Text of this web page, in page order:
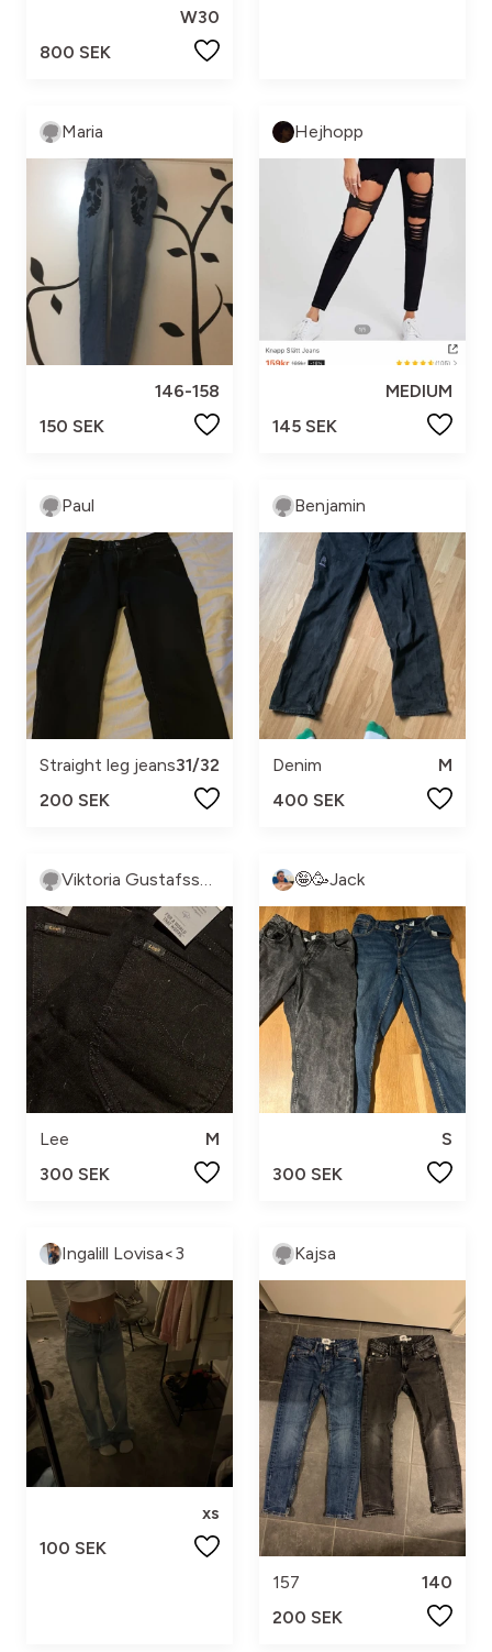
W30
800 SEK
Maria
146-158
150 SEK
Hejhopp
MEDIUM
145 SEK
Paul
Straight leg jeans31/32
200 SEK
Benjamin
Denim
M
400 SEK
Viktoria Gustafsson
Lee
M
300 SEK
🤪🥳Jack
S
300 SEK
Ingalill Lovisa<3
xs
100 SEK
Kajsa
157
140
200 SEK